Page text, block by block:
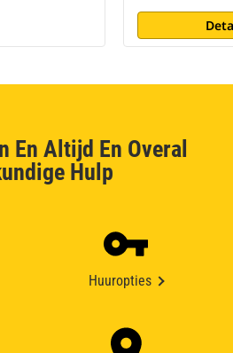
En Altijd En Overal
Hulp
Huuropties